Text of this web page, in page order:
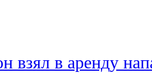
взял в аренду